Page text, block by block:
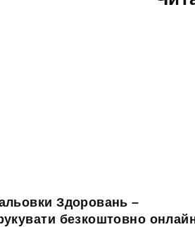
Здоровань –
безкоштовно